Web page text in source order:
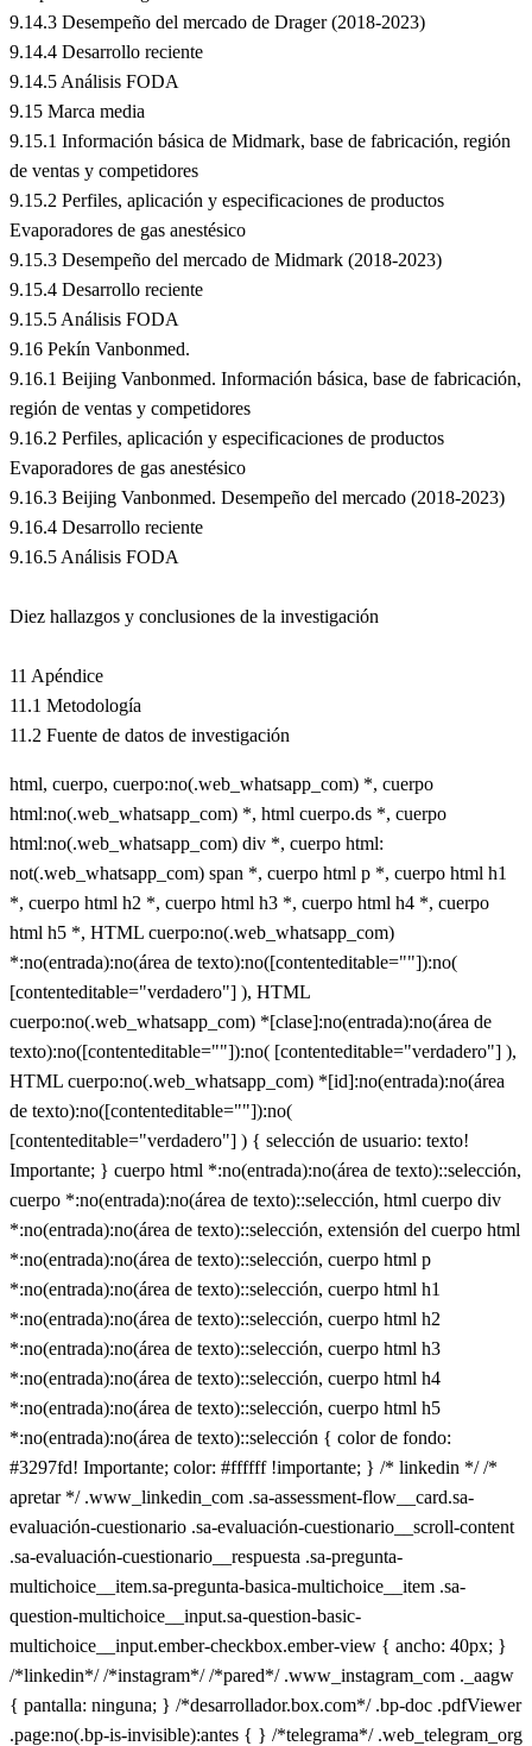
9.14.3 Desempeño del mercado de Drager (2018-2023)
9.14.4 Desarrollo reciente
9.14.5 Análisis FODA
9.15 Marca media
9.15.1 Información básica de Midmark, base de fabricación, región
de ventas y competidores
9.15.2 Perfiles, aplicación y especificaciones de productos
Evaporadores de gas anestésico
9.15.3 Desempeño del mercado de Midmark (2018-2023)
9.15.4 Desarrollo reciente
9.15.5 Análisis FODA
9.16 Pekín Vanbonmed.
9.16.1 Beijing Vanbonmed. Información básica, base de fabricación,
región de ventas y competidores
9.16.2 Perfiles, aplicación y especificaciones de productos
Evaporadores de gas anestésico
9.16.3 Beijing Vanbonmed. Desempeño del mercado (2018-2023)
9.16.4 Desarrollo reciente
9.16.5 Análisis FODA
Diez hallazgos y conclusiones de la investigación
11 Apéndice
11.1 Metodología
11.2 Fuente de datos de investigación
html, cuerpo, cuerpo:no(.web_whatsapp_com) *, cuerpo
html:no(.web_whatsapp_com) *, html cuerpo.ds *, cuerpo
html:no(.web_whatsapp_com) div *, cuerpo html:
not(.web_whatsapp_com) span *, cuerpo html p *, cuerpo html h1
*, cuerpo html h2 *, cuerpo html h3 *, cuerpo html h4 *, cuerpo
html h5 *, HTML cuerpo:no(.web_whatsapp_com)
*:no(entrada):no(área de texto):no([contenteditable=""]):no(
[contenteditable="verdadero"] ), HTML
cuerpo:no(.web_whatsapp_com) *[clase]:no(entrada):no(área de
texto):no([contenteditable=""]):no( [contenteditable="verdadero"] ),
HTML cuerpo:no(.web_whatsapp_com) *[id]:no(entrada):no(área
de texto):no([contenteditable=""]):no(
[contenteditable="verdadero"] ) { selección de usuario: texto!
Importante; } cuerpo html *:no(entrada):no(área de texto)::selección,
cuerpo *:no(entrada):no(área de texto)::selección, html cuerpo div
*:no(entrada):no(área de texto)::selección, extensión del cuerpo html
*:no(entrada):no(área de texto)::selección, cuerpo html p
*:no(entrada):no(área de texto)::selección, cuerpo html h1
*:no(entrada):no(área de texto)::selección, cuerpo html h2
*:no(entrada):no(área de texto)::selección, cuerpo html h3
*:no(entrada):no(área de texto)::selección, cuerpo html h4
*:no(entrada):no(área de texto)::selección, cuerpo html h5
*:no(entrada):no(área de texto)::selección { color de fondo:
#3297fd! Importante; color: #ffffff !importante; } /* linkedin */ /*
apretar */ .www_linkedin_com .sa-assessment-flow__card.sa-
evaluación-cuestionario .sa-evaluación-cuestionario__scroll-content
.sa-evaluación-cuestionario__respuesta .sa-pregunta-
multichoice__item.sa-pregunta-basica-multichoice__item .sa-
question-multichoice__input.sa-question-basic-
multichoice__input.ember-checkbox.ember-view { ancho: 40px; }
/*linkedin*/ /*instagram*/ /*pared*/ .www_instagram_com ._aagw
{ pantalla: ninguna; } /*desarrollador.box.com*/ .bp-doc .pdfViewer
.page:no(.bp-is-invisible):antes { } /*telegrama*/ .web_telegram_org